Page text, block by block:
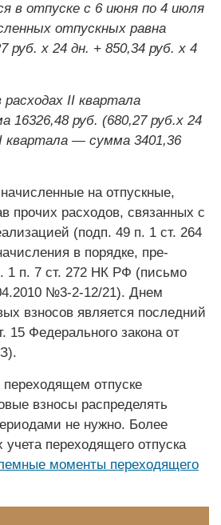
в отпуске с 6 июня по 4 июля
отпускных равна
руб. х 24 дн. + 850,34 руб. х 4
II квартала
16326,48 руб. (680,27 руб.х 24
квартала — сумма 3401,36
на отпускные,
прочих расходов, связанных с
(подп. 49 п. 1 ст. 264
в порядке, пре­
1 п. 7 ст. 272 НК РФ (письмо
№3-2-12/21). Днем
взносов является последний
15 Федерального закона от
отпуске
взносы распределять
не нужно. Более
переходящего отпуска
моменты переходящего